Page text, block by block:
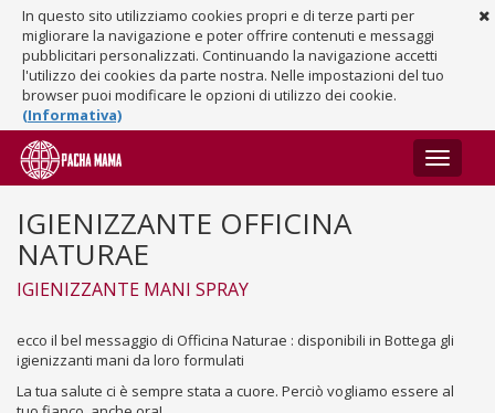
In questo sito utilizziamo cookies propri e di terze parti per
migliorare la navigazione e poter offrire contenuti e messaggi
pubblicitari personalizzati. Continuando la navigazione accetti
l'utilizzo dei cookies da parte nostra. Nelle impostazioni del tuo
browser puoi modificare le opzioni di utilizzo dei cookie.
(Informativa)
Toggle
IGIENIZZANTE OFFICINA
NATURAE
IGIENIZZANTE MANI SPRAY
ecco il bel messaggio di Officina Naturae : disponibili in Bottega gli
igienizzanti mani da loro formulati
La tua salute ci è sempre stata a cuore. Perciò vogliamo essere al